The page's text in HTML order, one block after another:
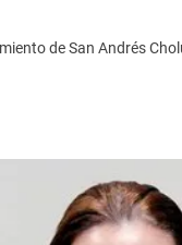
de San Andrés